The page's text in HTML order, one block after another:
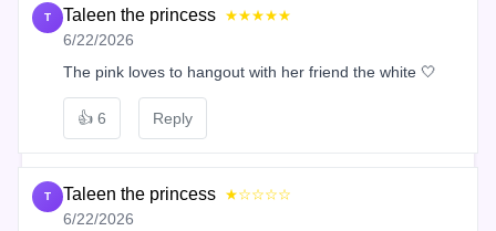
T Taleen the princess ★★★★★
6/22/2026
The pink loves to hangout with her friend the white 🤍
👍 6 Reply
T Taleen the princess ★☆☆☆☆
6/22/2026